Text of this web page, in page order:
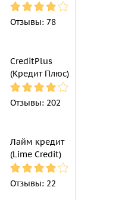
Отзывы: 78
CreditPlus
(Кредит Плюс)
Отзывы: 202
Лайм кредит
(Lime Credit)
Отзывы: 22